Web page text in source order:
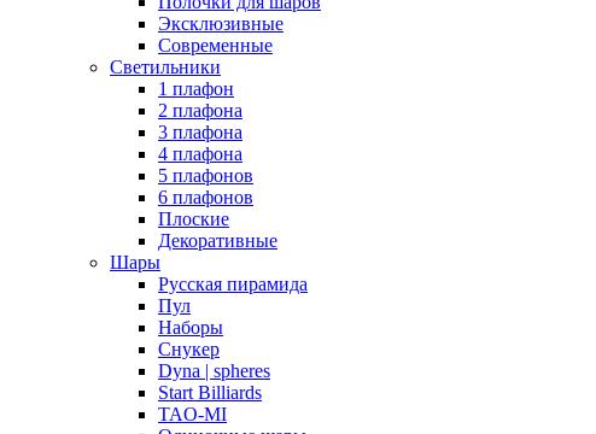
Эксклюзивные
Современные
Светильники
1 плафон
2 плафона
3 плафона
4 плафона
5 плафонов
6 плафонов
Плоские
Декоративные
Шары
Русская пирамида
Пул
Наборы
Снукер
Dyna | spheres
Start Billiards
TAO-MI